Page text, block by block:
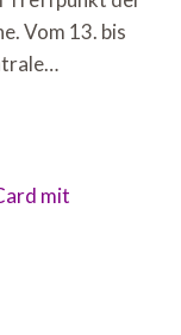
Vom 13. bis